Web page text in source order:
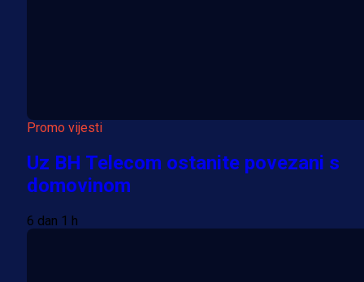
Promo vijesti
Uz BH Telecom ostanite povezani s
domovinom
6 dan 1 h